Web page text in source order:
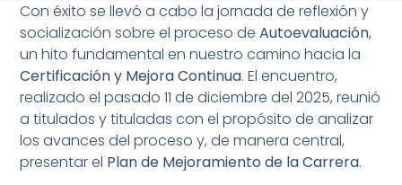
Con éxito se llevó a cabo la jornada de reflexión y
socialización sobre el proceso deAutoevaluación,
un hito fundamental en nuestro camino hacia la
Certificación y Mejora Continua. El encuentro,
realizado el pasado 11 de diciembre del 2025, reunió
a titulados y tituladas con el propósito de analizar
los avances del proceso y, de manera central,
presentar el Plan de Mejoramiento de la Carrera.